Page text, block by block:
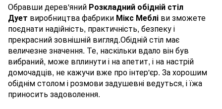
Обравши дерев'яний Розкладний обідній стіл
Дует виробництва фабрики Мікс Меблі ви зможете
поєднати надійність, практичність, безпеку і
прекрасний зовнішній вигляд.Обідній стіл має
величезне значення. Те, наскільки вдало він був
вибраний, може вплинути і на апетит, і на настрій
домочадців, не кажучи вже про інтер'єр. За хорошим
обіднім столом і розмови задушевні ведуться, і їжа
приносить задоволення.